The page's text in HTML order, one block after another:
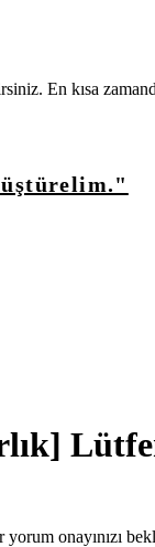
En kısa
onayınızı